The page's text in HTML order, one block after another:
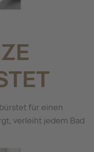
für einen
verleiht jedem Bad